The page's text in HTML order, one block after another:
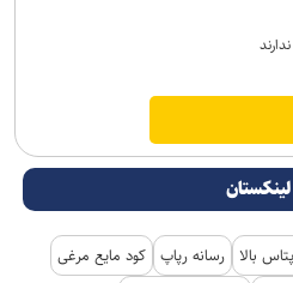
لینکستان
بالا رسانه رپاپ کود مایع مرغی